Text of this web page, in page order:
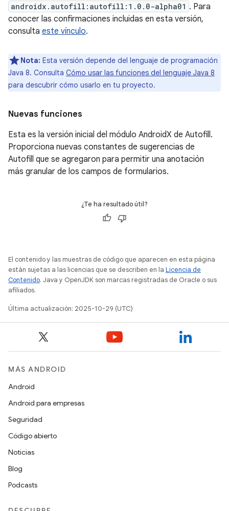
androidx.autofill:autofill:1.0.0-alpha01 . Para
conocer las confirmaciones incluidas en esta versión,
consulta este vínculo.
Nota: Esta versión depende del lenguaje de programación
Java 8. Consulta Cómo usar las funciones del lenguaje Java 8
para descubrir cómo usarlo en tu proyecto.
Nuevas funciones
Esta es la versión inicial del módulo AndroidX de Autofill.
Proporciona nuevas constantes de sugerencias de
Autofill que se agregaron para permitir una anotación
más granular de los campos de formularios.
¿Te ha resultado útil?
El contenido y las muestras de código que aparecen en esta página
están sujetas a las licencias que se describen en la Licencia de
Contenido. Java y OpenJDK son marcas registradas de Oracle o sus
afiliados.
Última actualización: 2025-10-29 (UTC)
MÁS ANDROID
Android
Android para empresas
Seguridad
Código abierto
Noticias
Blog
Podcasts